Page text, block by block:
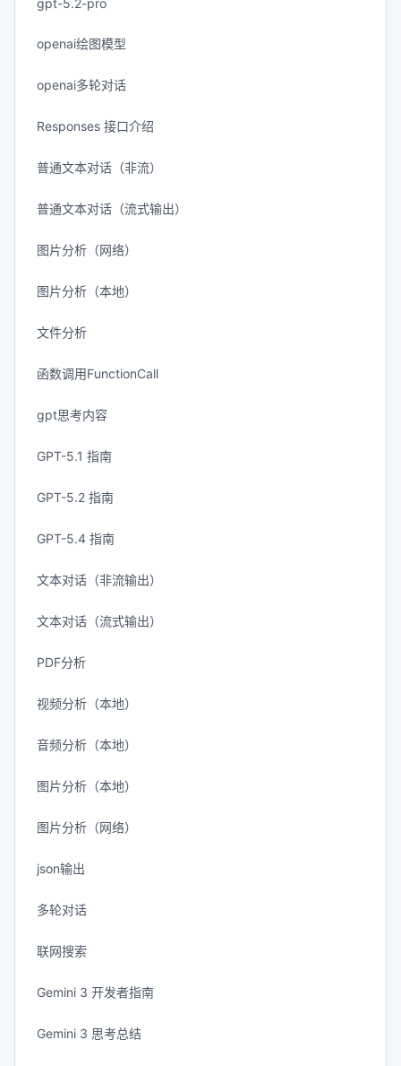
gpt-5.2-pro
openai绘图模型
openai多轮对话
Responses 接口介绍
普通文本对话（非流）
普通文本对话（流式输出）
图片分析（网络）
图片分析（本地）
文件分析
函数调用FunctionCall
gpt思考内容
GPT-5.1 指南
GPT-5.2 指南
GPT-5.4 指南
文本对话（非流输出）
文本对话（流式输出）
PDF分析
视频分析（本地）
音频分析（本地）
图片分析（本地）
图片分析（网络）
json输出
多轮对话
联网搜索
Gemini 3 开发者指南
Gemini 3 思考总结